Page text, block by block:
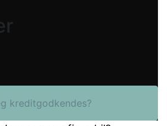
kreditgodkendes?